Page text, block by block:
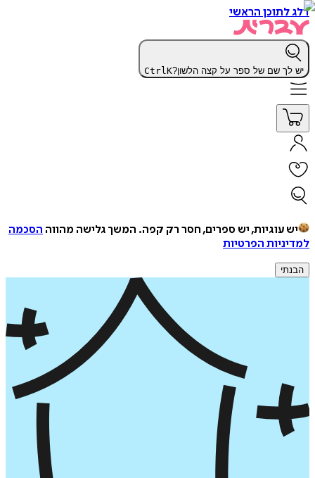
דלג לתוכן הראשי
יש לך שם של ספר על קצה הלשון? CtrlK
יש עוגיות, יש ספרים, חסר רק קפה. המשך גלישה מהווה הסכמה
למדיניות הפרטיות
הבנתי